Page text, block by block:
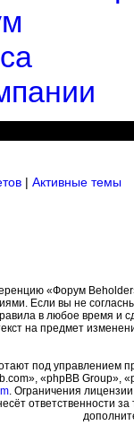
| Активные темы
«Форум
Если вы не
в любое время и
на предмет
под управлением
«phpBB Group»,
. Ограничения
ответственности